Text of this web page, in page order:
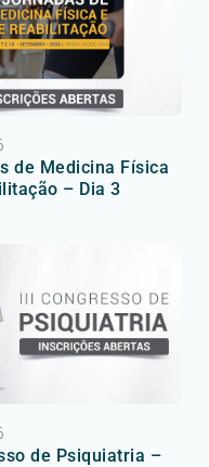
de Medicina Física
– Dia 3
de Psiquiatria –